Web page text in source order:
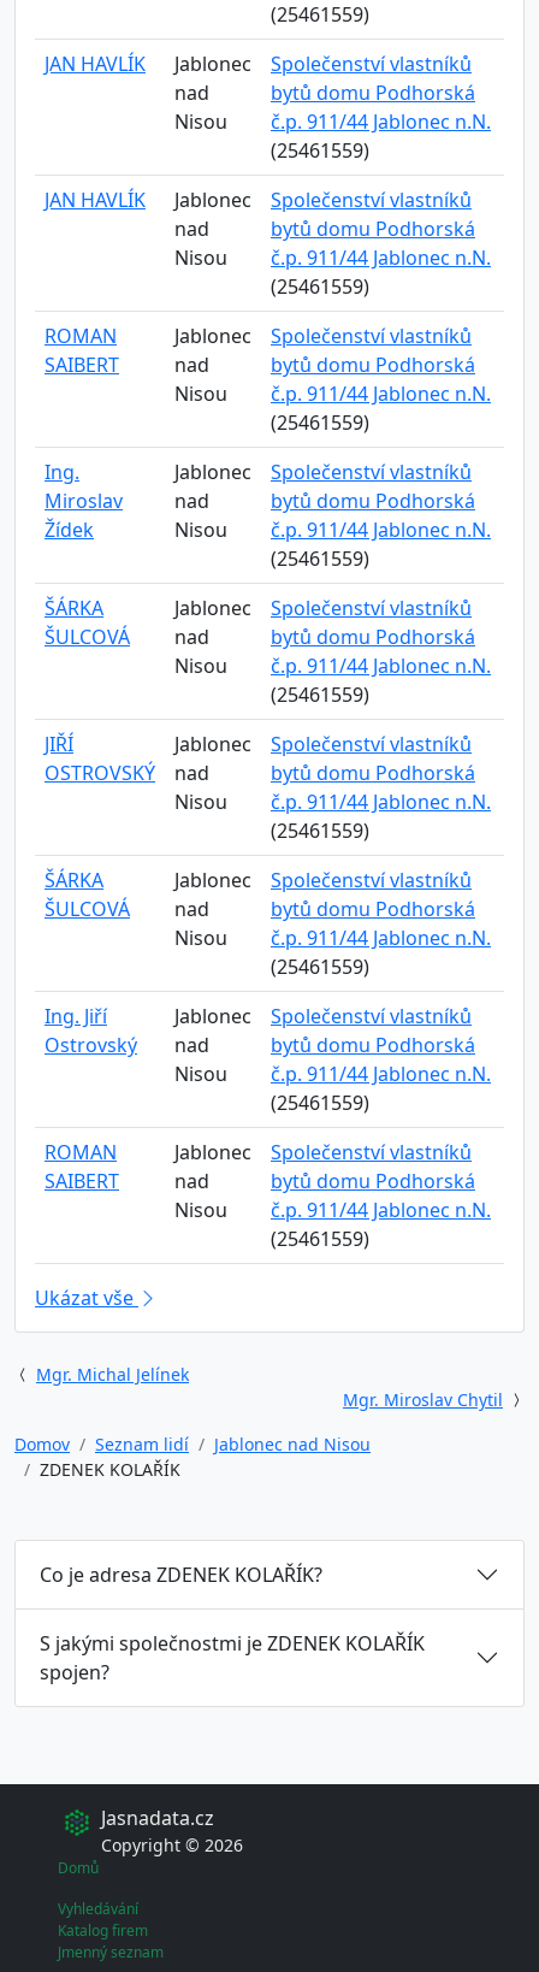
(25461559)
JAN HAVLÍK
Jablonec
nad
Nisou
Společenství vlastníků
bytů domu Podhorská
č.p. 911/44 Jablonec n.N.
(25461559)
JAN HAVLÍK
Jablonec
nad
Nisou
Společenství vlastníků
bytů domu Podhorská
č.p. 911/44 Jablonec n.N.
(25461559)
ROMAN
SAIBERT
Jablonec
nad
Nisou
Společenství vlastníků
bytů domu Podhorská
č.p. 911/44 Jablonec n.N.
(25461559)
Ing.
Miroslav
Žídek
Jablonec
nad
Nisou
Společenství vlastníků
bytů domu Podhorská
č.p. 911/44 Jablonec n.N.
(25461559)
ŠÁRKA
ŠULCOVÁ
Jablonec
nad
Nisou
Společenství vlastníků
bytů domu Podhorská
č.p. 911/44 Jablonec n.N.
(25461559)
JIŘÍ
OSTROVSKÝ
Jablonec
nad
Nisou
Společenství vlastníků
bytů domu Podhorská
č.p. 911/44 Jablonec n.N.
(25461559)
ŠÁRKA
ŠULCOVÁ
Jablonec
nad
Nisou
Společenství vlastníků
bytů domu Podhorská
č.p. 911/44 Jablonec n.N.
(25461559)
Ing. Jiří
Ostrovský
Jablonec
nad
Nisou
Společenství vlastníků
bytů domu Podhorská
č.p. 911/44 Jablonec n.N.
(25461559)
ROMAN
SAIBERT
Jablonec
nad
Nisou
Společenství vlastníků
bytů domu Podhorská
č.p. 911/44 Jablonec n.N.
(25461559)
Ukázat vše
Mgr. Michal Jelínek
Mgr. Miroslav Chytil
Domov
Seznam lidí
Jablonec nad Nisou
ZDENEK KOLAŘÍK
Co je adresa ZDENEK KOLAŘÍK?
S jakými společnostmi je ZDENEK KOLAŘÍK
spojen?
Jasnadata.cz
Copyright © 2026
Domů
Vyhledávání
Katalog firem
Jmenný seznam